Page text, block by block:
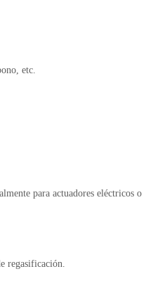
etc.
para actuadores eléctricos o
regasificación.